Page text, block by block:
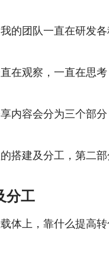
的团队一直在研发
在观察，一直在思
内容会分为三个部分
搭建及分工，第二
分工
体上，靠什么提高